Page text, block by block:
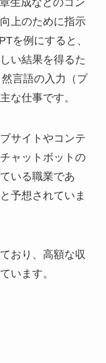
上のために指示
を例にすると、
い結果を得るた
言語の入力（プ
な仕事です。
サイトやコンテ
ャットボットの
いる職業であ
予想されていま
おり、高額な収
います。